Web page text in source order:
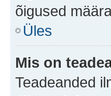
õigused
Üles
Mis on
Teadeanded